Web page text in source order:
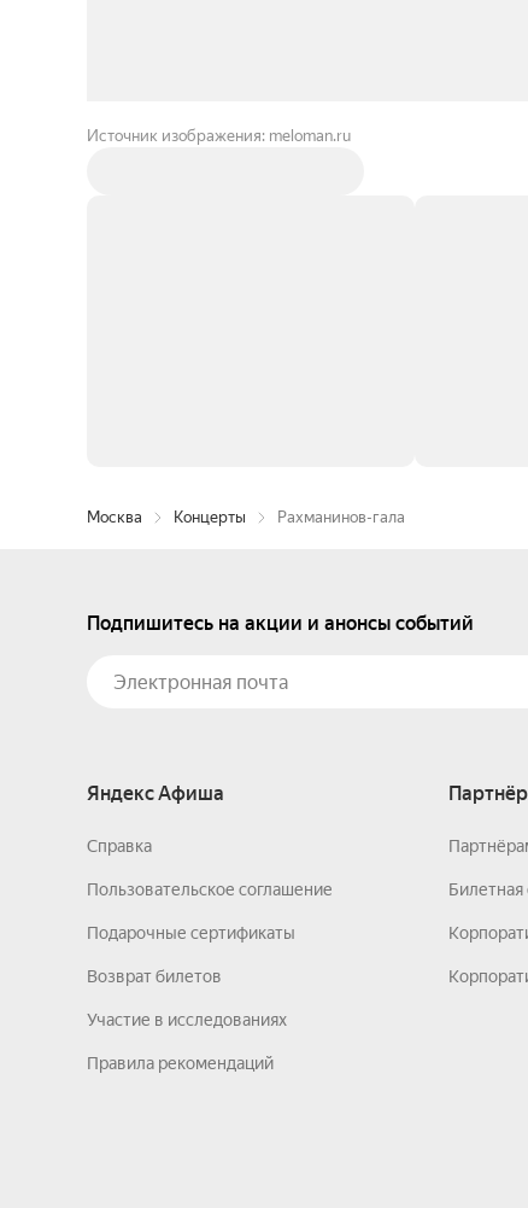
Источник изображения: meloman.ru
Москва Концерты Рахманинов-гала
Подпишитесь на акции и анонсы событий
Яндекс Афиша
Справка
Пользовательское соглашение
Подарочные сертификаты
Возврат билетов
Участие в исследованиях
Правила рекомендаций